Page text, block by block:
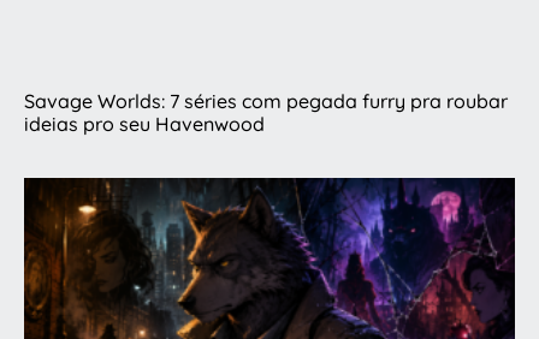
Savage Worlds: 7 séries com pegada furry pra roubar
ideias pro seu Havenwood